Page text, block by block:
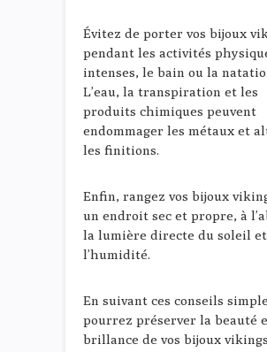
Évitez de porter vos bijoux
pendant les activités
intenses, le bain ou la
L’eau, la transpiration et les
produits chimiques peuvent
endommager les métaux et
les finitions.
Enfin, rangez vos bijoux
un endroit sec et propre, à
la lumière directe du soleil
l’humidité.
En suivant ces conseils
pourrez préserver la beauté
brillance de vos bijoux